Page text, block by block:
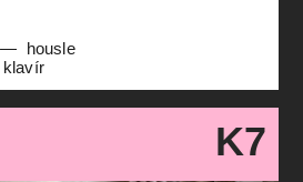
housle
klavír
K7